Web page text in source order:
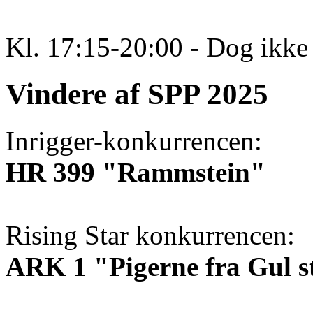
Kl. 17:15-20:00 - Dog ikke
Vindere af SPP 2025
Inrigger-konkurrencen:
HR 399 "Rammstein"
Rising Star konkurrencen:
ARK 1 "Pigerne fra Gul